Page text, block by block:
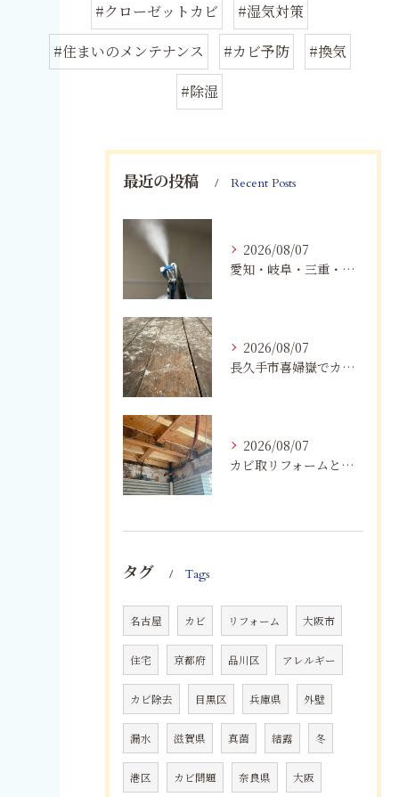
#クローゼットカビ
#湿気対策
#住まいのメンテナンス
#カビ予防
#換気
#除湿
最近の投稿 Recent Posts
2026/08/07
愛知・岐阜・三重・静岡でカビアレルギーにお悩みの方へ｜MIST工法®による安全なカビ対策と健康な住まいづくり
2026/08/07
長久手市喜婦嶽でカビに悩んだら｜住宅の湿気対策とプロによる解決方法
2026/08/07
カビ取リフォームと専門業者を比較！根本解決を選ぶポイント
タグ Tags
名古屋 カビ リフォーム 大阪市
住宅 京都府 品川区 アレルギー
カビ除去 目黒区 兵庫県 外壁
漏水 滋賀県 真菌 結露 冬
港区 カビ問題 奈良県 大阪